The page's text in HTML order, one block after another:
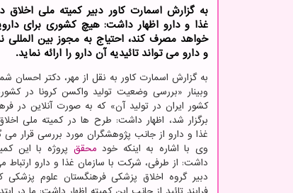
به گزارش اسمارت کاور دبیر کمیته ملی
غذا و دارو اظهار داشت: هیچ کشوری برای
خواهد مصرف کند، احتیاج به مجوز بین المللی
و دارو می تواند تائیدیه آن دارو را ارائه نماید.
به گزارش اسمارت کاور به نقل از مهر، دکتر احسان
وبینار «بررسی وضعیت تولید واکسن کرونا در
کشور ایران در تولید آن» که به صورت آنلاین در
برگزار شد، اظهار داشت: طرح ها در کمیته ملی
غذا و دارو از جانب پژوهشگران مورد بررسی قرار می
وی با اشاره به اینکه خود محقق پروژه با این
داشت: از طرفی، شرکت با سازمان غذا و دارو ارتباط
دبیر گروه اخلاق پزشکی فرهنگستان علوم